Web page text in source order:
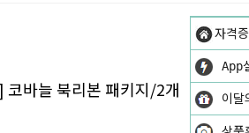
자격
App
이달
바늘 북리본 패키지/2개